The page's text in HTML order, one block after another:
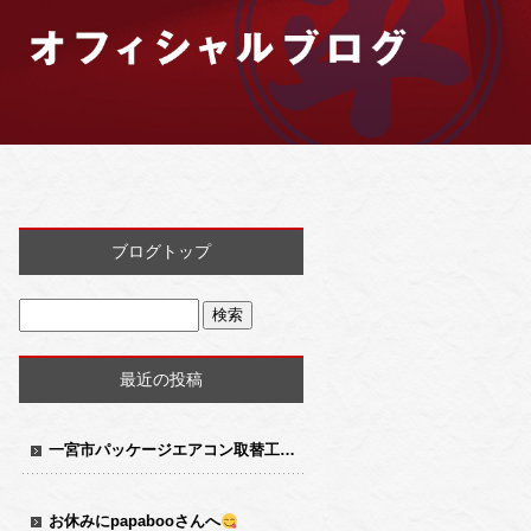
ブログトップ
最近の投稿
一宮市パッケージエアコン取替工事
お休みにpapabooさんへ